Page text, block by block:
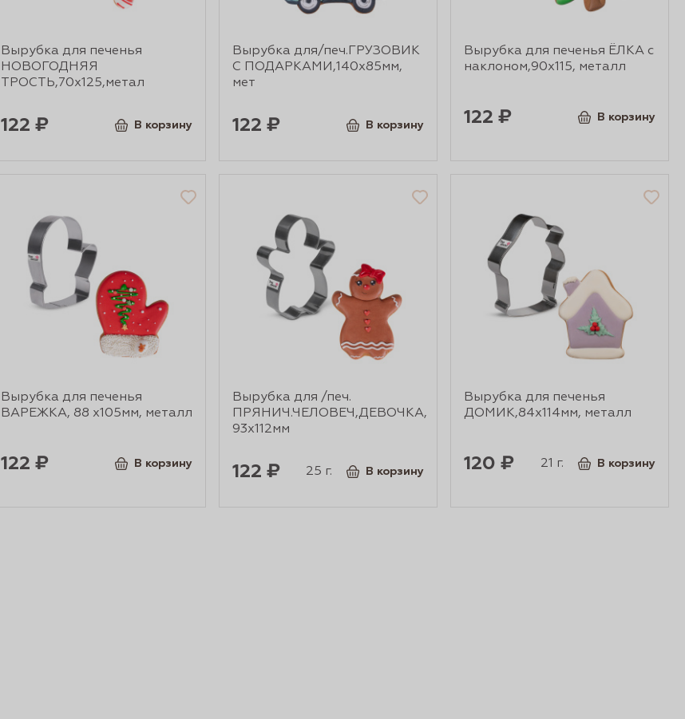
Вырубка для печенья
НОВОГОДНЯЯ
ТРОСТЬ,70х125,метал
122 ₽ В корзину
Вырубка для/печ.ГРУЗОВИК
С ПОДАРКАМИ,140х85мм,
мет
122 ₽ В корзину
Вырубка для печенья ЁЛКА с
наклоном,90х115, металл
122 ₽ В корзину
Вырубка для печенья
ВАРЕЖКА, 88 х105мм, металл
122 ₽ В корзину
Вырубка для /печ.
ПРЯНИЧ.ЧЕЛОВЕЧ,ДЕВОЧКА,
93х112мм
122 ₽ 25 г. В корзину
Вырубка для печенья
ДОМИК,84х114мм, металл
120 ₽ 21 г. В корзину